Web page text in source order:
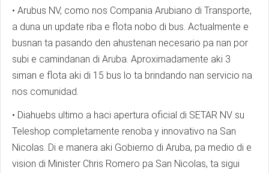
• Arubus NV, como nos Compania Arubiano di Transporte,
a duna un update riba e flota nobo di bus. Actualmente e
busnan ta pasando den ahustenan necesario pa nan por
subi e camindanan di Aruba. Aproximadamente aki 3
siman e flota aki di 15 bus lo ta brindando nan servicio na
nos comunidad.
• Diahuebs ultimo a haci apertura oficial di SETAR NV su
Teleshop completamente renoba y innovativo na San
Nicolas. Di e manera aki Gobierno di Aruba, pa medio di e
vision di Minister Chris Romero pa San Nicolas, ta sigui